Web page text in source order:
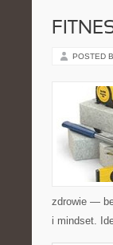
POSTED
zdrowie —
i mindset.